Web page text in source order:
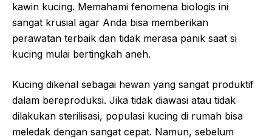
kawin kucing. Memahami fenomena biologis ini
sangat krusial agar Anda bisa memberikan
perawatan terbaik dan tidak merasa panik saat si
kucing mulai bertingkah aneh.
Kucing dikenal sebagai hewan yang sangat produktif
dalam bereproduksi. Jika tidak diawasi atau tidak
dilakukan sterilisasi, populasi kucing di rumah bisa
meledak dengan sangat cepat. Namun, sebelum